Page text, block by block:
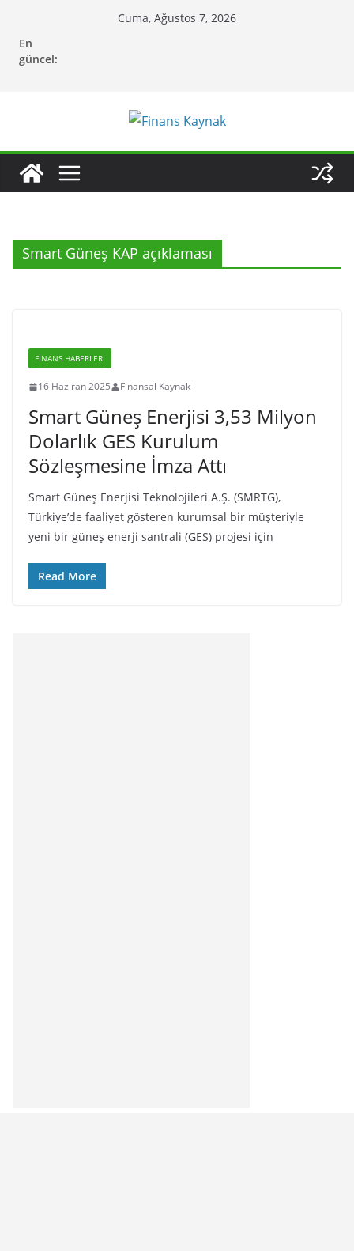
content
Cuma, Ağustos 7, 2026
En
güncel:
Smart Güneş KAP açıklaması
FINANS HABERLERI
16 Haziran 2025 Finansal Kaynak
Smart Güneş Enerjisi 3,53 Milyon
Dolarlık GES Kurulum
Sözleşmesine İmza Attı
Smart Güneş Enerjisi Teknolojileri A.Ş. (SMRTG),
Türkiye’de faaliyet gösteren kurumsal bir müşteriyle
yeni bir güneş enerji santrali (GES) projesi için
Read More